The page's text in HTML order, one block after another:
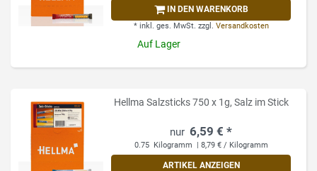
IN DEN WARENKORB
* inkl. ges. MwSt. zzgl. Versandkosten
Auf Lager
Hellma Salzsticks 750 x 1g, Salz im Stick
6,59 € *
0.75 Kilogramm | 8,79 € / Kilogramm
ARTIKEL ANZEIGEN